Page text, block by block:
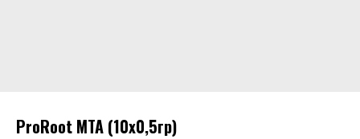
ProRoot MTA (10х0,5гр)